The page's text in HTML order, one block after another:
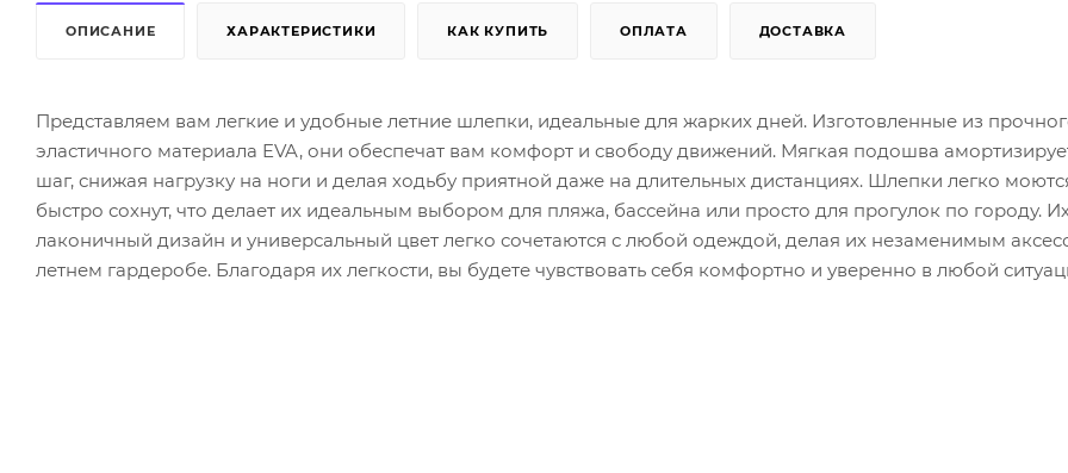
ОПИСАНИЕ ХАРАКТЕРИСТИКИ КАК КУПИТЬ ОПЛАТА ДОСТАВКА
Представляем вам легкие и удобные летние шлепки, идеальные для жарких дней. Изготовленные из
эластичного материала EVA, они обеспечат вам комфорт и свободу движений. Мягкая подошва
шаг, снижая нагрузку на ноги и делая ходьбу приятной даже на длительных дистанциях. Шлепки легко
быстро сохнут, что делает их идеальным выбором для пляжа, бассейна или просто для прогулок по городу.
лаконичный дизайн и универсальный цвет легко сочетаются с любой одеждой, делая их незаменимым
летнем гардеробе. Благодаря их легкости, вы будете чувствовать себя комфортно и уверенно в любой